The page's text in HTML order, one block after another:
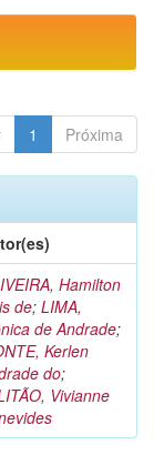
1 Próxima
Hamilton
de; LIMA,
de Andrade;
Kerlen
do;
Vivianne